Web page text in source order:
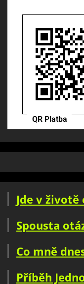
Jde v životě
Spousta
Co mně
Příběh